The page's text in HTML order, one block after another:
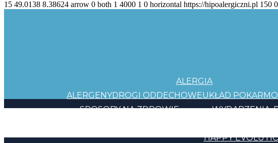
15 49.0138 8.38624 arrow 0 both 1 4000 1 0 horizontal https://hipoalergiczni.pl 150 0
ALERGIA
ALERGENYDROGI ODDECHOWEUKŁAD
SPOSOBY NA ZDROWIE
WYDARZENIA
HAPPY